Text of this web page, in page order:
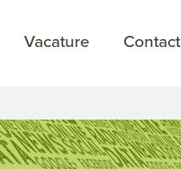
Vacature Contact